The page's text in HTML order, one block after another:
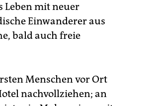
Leben mit neuer
Einwanderer aus
bald auch freie
Menschen vor Ort
nachvollziehen; an